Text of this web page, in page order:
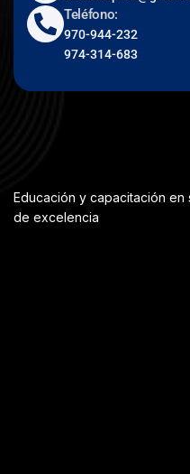
Teléfono:
970-944-232
974-314-683
Educación y capacitación
de excelencia